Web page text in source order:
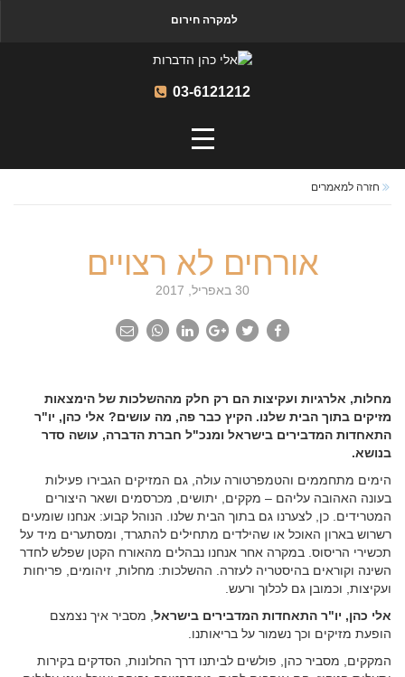
03-6121212
למקרה חירום
חזרה למאמרים
אורחים לא רצויים
30 באפריל, 2017
מחלות, אלרגיות ועקיצות הם רק חלק מההשלכות של הימצאות
מזיקים בתוך הבית שלנו. הקיץ כבר פה, מה עושים? אלי כהן, יו"ר
התאחדות המדבירים בישראל ומנכ"ל חברת הדברה, עושה סדר
בנושא.
הימים מתחממים והטמפרטורה עולה, גם המזיקים הגבירו פעילות
בעונה האהובה עליהם – מקקים, יתושים, מכרסמים ושאר היצורים
המטרידים. כן, לצערנו גם בתוך הבית שלנו. הנוהל קבוע: אנחנו שומעים
רשרוש בארון האוכל או שהילדים מתחילים להתגרד, ומסתערים מיד על
תכשירי הריסוס. במקרה אחר אנחנו נבהלים מהאורח הקטן שפלש לחדר
השינה וקוראים בהיסטריה לעזרה. ההשלכות: מחלות, זיהומים, פריחות
ועקיצות, וכמובן גם לכלוך ורעש.
אלי כהן, יו"ר התאחדות המדבירים בישראל , מסביר איך נצמצם
הופעת מזיקים וכך נשמור על בריאותנו.
המקקים, מסביר כהן, פולשים לביתנו דרך החלונות, הסדקים בקירות